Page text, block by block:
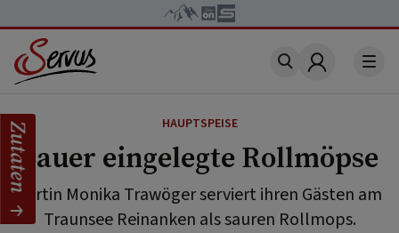
Account
HAUPTSPEISE
Sauer eingelegte Rollmöpse
Wirtin Monika Trawöger serviert ihren Gästen am
Traunsee Reinanken als sauren Rollmops.
Zutaten